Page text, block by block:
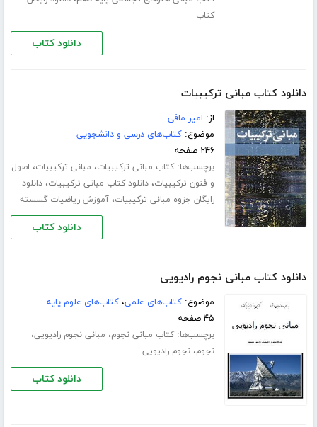
کتاب
دانلود کتاب
دانلود کتاب مبانی ترکیبیات
از: امیر مافی
موضوع:کتاب‌های درسی و دانشجویی
۲۴۶ صفحه
برچسب‌ها:کتاب مبانی ترکیبیات، مبانی ترکیبیات، اصول
و فنون ترکیبیات،دانلود کتاب مبانی ترکیبیات،دانلود
رایگان جزوه مبانی ترکیبیات،آموزش ریاضیات گسسته
دانلود کتاب
دانلود کتاب مبانی نجوم رادیویی
موضوع:کتاب‌های علمی،کتاب‌های علوم پایه
۴۵ صفحه
برچسب‌ها:کتاب مبانی نجوم، مبانی نجوم رادیویی،
نجوم،نجوم رادیویی
دانلود کتاب